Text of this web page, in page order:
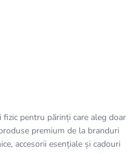
pentru părinți care aleg doar
premium de la branduri
accesorii esențiale și cadouri